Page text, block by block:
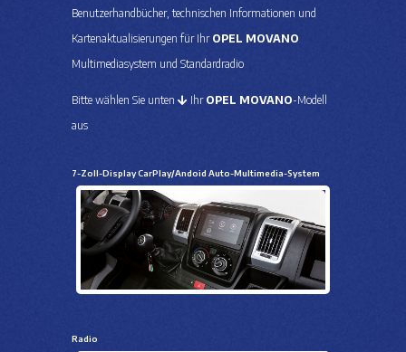
Benutzerhandbücher, technischen Informationen und
Kartenaktualisierungen für Ihr OPEL MOVANO
Multimediasystem und Standardradio
Bitte wählen Sie unten Ihr OPEL MOVANO-Modell
aus
7-Zoll-Display CarPlay/Andoid Auto-Multimedia-System
Radio